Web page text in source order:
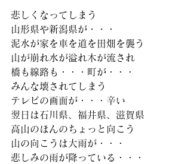
悲しくなってしまう
山形県や新潟県が・・・
泥水が家を車を道を田畑を襲う
山が崩れ水が溢れ木が流され
橋も線路も・・・町が・・・
みんな壊されてしまう
テレビの画面が・・・辛い
翌日は石川県、福井県、滋賀県
高山のほんのちょっと向こう
山の向こうは大雨が・・・
悲しみの雨が降っている・・・